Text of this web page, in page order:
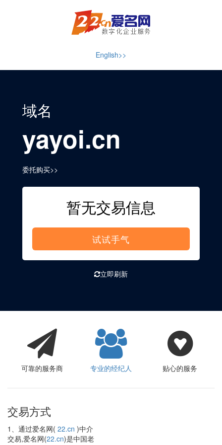
English>>
域名
yayoi.cn
委托购买>>
暂无交易信息
试试手气
立即刷新
可靠的服务商 专业的经纪人 贴心的服务
交易方式
1、通过爱名网( 22.cn )中介
交易,爱名网(22.cn)是中国老